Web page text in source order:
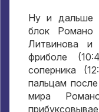
Ну и дальше
блок Романо
Литвинова и
фриболе
соперника
пальцам
мира